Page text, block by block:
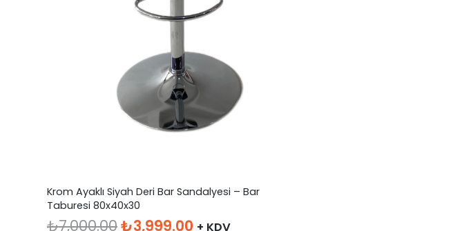
Krom Ayaklı Siyah Deri Bar Sandalyesi – Bar
Taburesi 80x40x30
₺7,000.00Orijinal
₺3,999.00 Şu
+ KDV